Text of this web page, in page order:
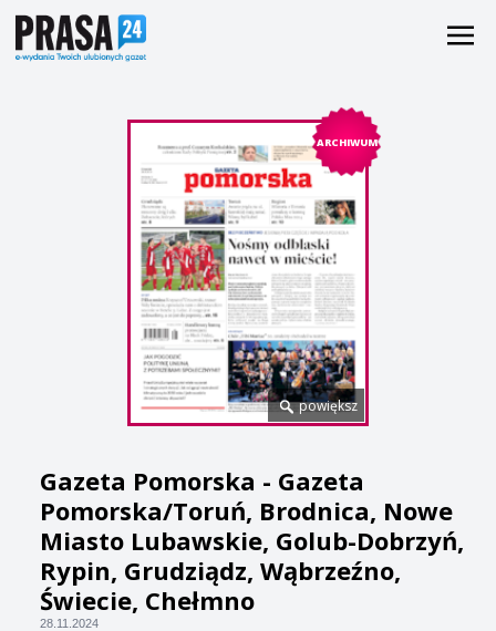
ARCHIWUM
powiększ
Gazeta Pomorska - Gazeta
Pomorska/Toruń, Brodnica, Nowe
Miasto Lubawskie, Golub-Dobrzyń,
Rypin, Grudziądz, Wąbrzeźno,
Świecie, Chełmno
28.11.2024